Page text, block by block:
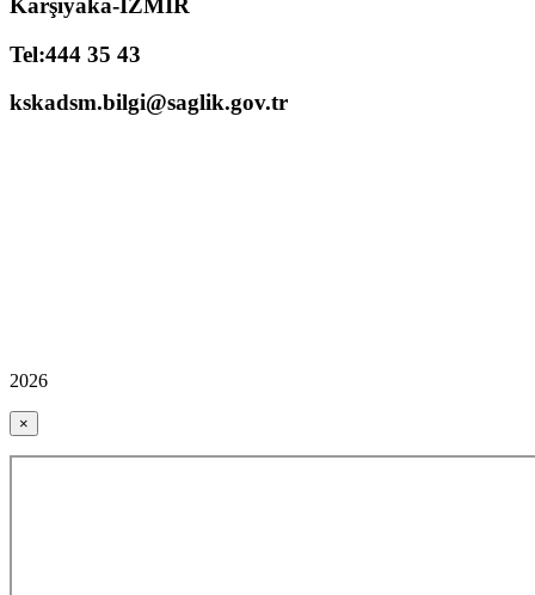
Karşıyaka-İZMİR
Tel:444 35 43
kskadsm.bilgi@saglik.gov.tr
2026
×